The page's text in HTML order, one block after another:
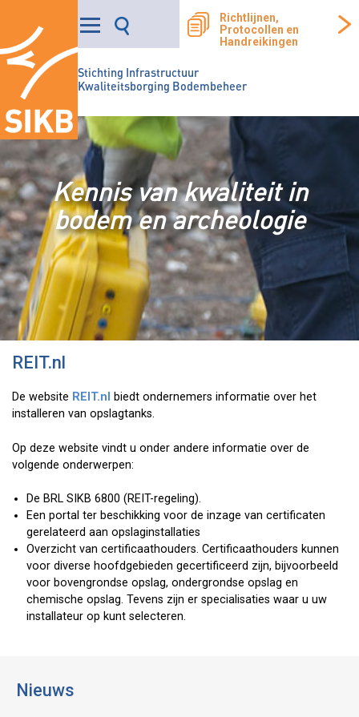
Stichting Infrastructuur
Kwaliteitsborging Bodembeheer
Richtlijnen,
Protocollen en
Handreikingen
Kennis van kwaliteit in
bodem en archeologie
REIT.nl
De website REIT.nl
biedt ondernemers informatie over het
installeren van opslagtanks.
Op deze website vindt u onder andere informatie over de
volgende onderwerpen:
De BRL SIKB 6800 (REIT-regeling).
Een portal ter beschikking voor de inzage van certificaten
gerelateerd aan opslaginstallaties
Overzicht van certificaathouders. Certificaathouders kunnen
voor diverse hoofdgebieden gecertificeerd zijn, bijvoorbeeld
voor bovengrondse opslag, ondergrondse opslag en
chemische opslag. Tevens zijn er specialisaties waar u uw
installateur op kunt selecteren.
Nieuws